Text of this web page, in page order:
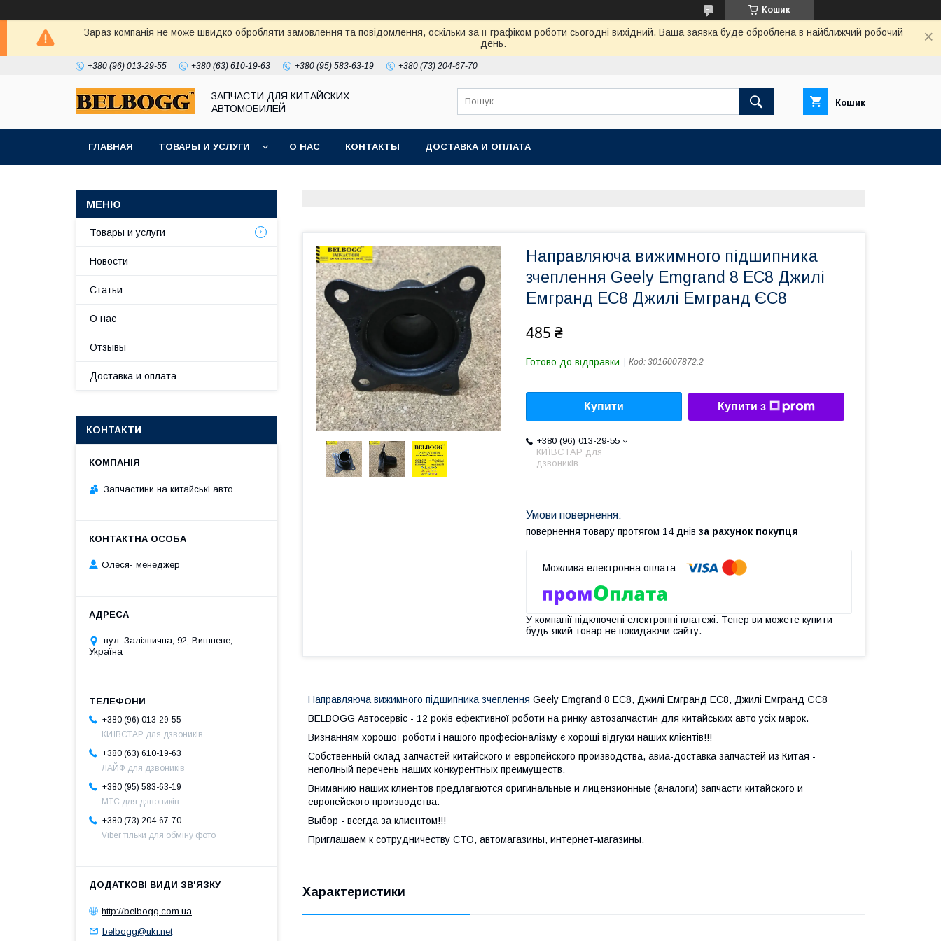
Кошик
Зараз компанія не може швидко обробляти замовлення та повідомлення, оскільки за її графіком роботи сьогодні вихідний. Ваша заявка буде оброблена в найближчий робочий
день.
+380 (96) 013-29-55 +380 (63) 610-19-63 +380 (95) 583-63-19 +380 (73) 204-67-70
ЗАПЧАСТИ ДЛЯ КИТАЙСКИХ
АВТОМОБИЛЕЙ
Кошик
ГЛАВНАЯ ТОВАРЫ И УСЛУГИ О НАС КОНТАКТЫ ДОСТАВКА И ОПЛАТА
Направляюча вижимного підшипника
зчеплення Geely Emgrand 8 EC8 Джилі
Емгранд ЕС8 Джилі Емгранд ЄС8
485 ₴
Готово до відправки Код: 3016007872.2
Купити Купити з
+380 (96) 013-29-55
КИЇВСТАР для
дзвоників
повернення товару протягом 14 днів за рахунок покупця
У компанії підключені електронні платежі. Тепер ви можете купити
будь-який товар не покидаючи сайту.
Направляюча вижимного підшипника зчеплення Geely Emgrand 8 EC8, Джилі Емгранд ЕС8, Джилі Емгранд ЄС8
BELBOGG Автосервіс - 12 років ефективної роботи на ринку автозапчастин для китайських авто усіх марок.
Визнанням хорошої роботи і нашого професіоналізму є хороші відгуки наших клієнтів!!!
Собственный склад запчастей китайского и европейского производства, авиа-доставка запчастей из Китая -
неполный перечень наших конкурентных преимуществ.
Вниманию наших клиентов предлагаются оригинальные и лицензионные (аналоги) запчасти китайского и
европейского производства.
Выбор - всегда за клиентом!!!
Приглашаем к сотрудничеству СТО, автомагазины, интернет-магазины.
Характеристики
Товары и услуги
Новости
Статьи
О нас
Отзывы
Доставка и оплата
КОНТАКТИ
Запчастини на китайські авто
Олеся- менеджер
вул. Залізнична, 92, Вишневе,
Україна
+380 (96) 013-29-55
КИЇВСТАР для дзвоників
+380 (63) 610-19-63
ЛАЙФ для дзвоників
+380 (95) 583-63-19
МТС для дзвоників
+380 (73) 204-67-70
Viber тільки для обміну фото
http://belbogg.com.ua
belbogg@ukr.net